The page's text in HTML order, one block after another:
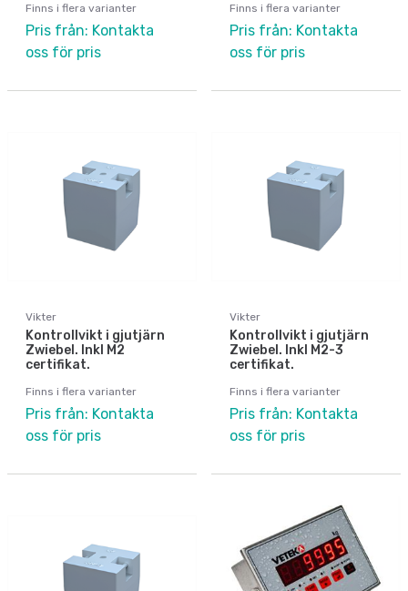
Finns i flera varianter
Pris från: Kontakta
oss för pris
Finns i flera varianter
Pris från: Kontakta
oss för pris
Vikter
Kontrollvikt i gjutjärn
Zwiebel. Inkl M2
certifikat.
Finns i flera varianter
Pris från: Kontakta
oss för pris
Vikter
Kontrollvikt i gjutjärn
Zwiebel. Inkl M2-3
certifikat.
Finns i flera varianter
Pris från: Kontakta
oss för pris